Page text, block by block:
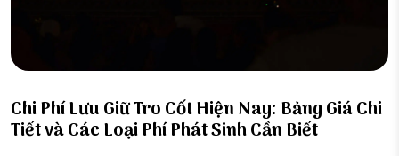
Chi Phí Lưu Giữ Tro Cốt Hiện Nay: Bảng Giá Chi
Tiết và Các Loại Phí Phát Sinh Cần Biết